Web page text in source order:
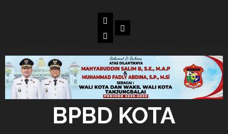
Beranda
BPBD
Tanjungbalai
Dokumen
BPBD KOTA